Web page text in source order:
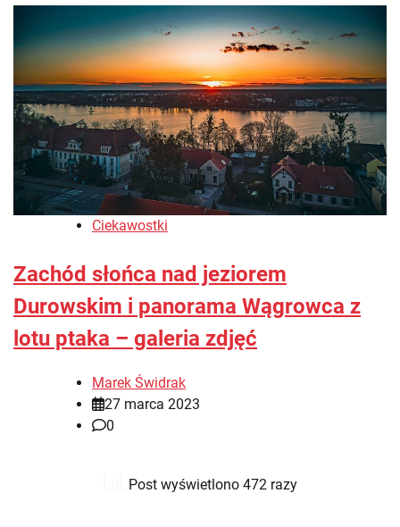
Ciekawostki
Zachód słońca nad jeziorem
Durowskim i panorama Wągrowca z
lotu ptaka – galeria zdjęć
Marek Świdrak
27 marca 2023
0
Post wyświetlono 472 razy